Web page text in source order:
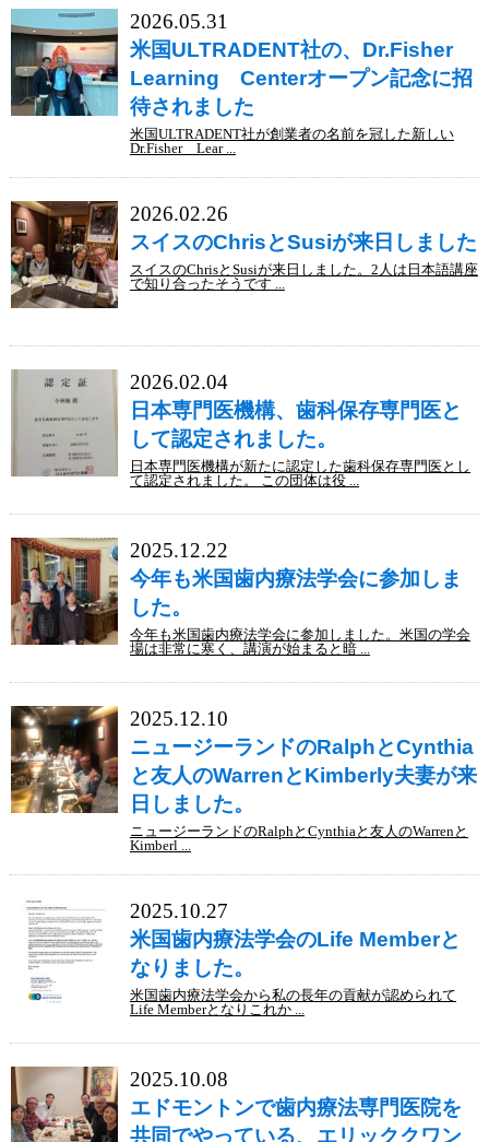
2026.05.31
米国ULTRADENT社の、Dr.Fisher
Learning Centerオープン記念に招
待されました
米国ULTRADENT社が創業者の名前を冠した新しい
Dr.Fisher Lear ...
2026.02.26
スイスのChrisとSusiが来日しました
スイスのChrisとSusiが来日しました。2人は日本語講座
で知り合ったそうです ...
2026.02.04
日本専門医機構、歯科保存専門医と
して認定されました。
日本専門医機構が新たに認定した歯科保存専門医とし
て認定されました。 この団体は役 ...
2025.12.22
今年も米国歯内療法学会に参加しま
した。
今年も米国歯内療法学会に参加しました。米国の学会
場は非常に寒く、講演が始まると暗 ...
2025.12.10
ニュージーランドのRalphとCynthia
と友人のWarrenとKimberly夫妻が来
日しました。
ニュージーランドのRalphとCynthiaと友人のWarrenと
Kimberl ...
2025.10.27
米国歯内療法学会のLife Memberと
なりました。
米国歯内療法学会から私の長年の貢献が認められて
Life Memberとなりこれか ...
2025.10.08
エドモントンで歯内療法専門医院を
共同でやっている、エリッククワン